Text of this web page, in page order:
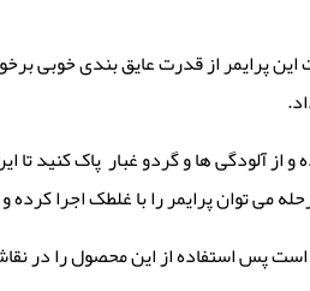
پرایمر از قدرت عایق بندی خوبی
و از آلودگی ها و گردو غبار پاک
می توان پرایمر را با غلطک اجرا
است پس استفاده از این محصول را در